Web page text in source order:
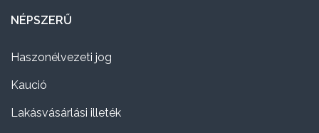
NÉPSZERŰ
Haszonélvezeti jog
Kaució
Lakásvásárlási illeték